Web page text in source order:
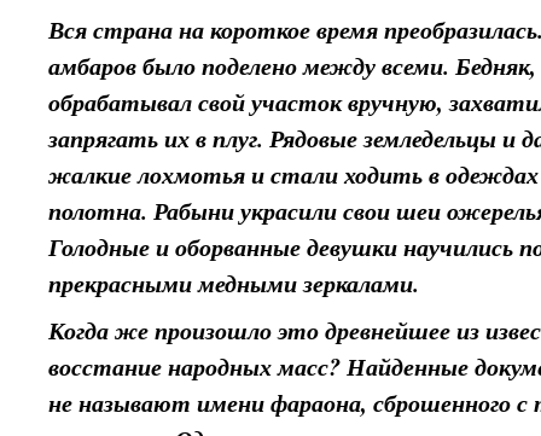
Вся страна на короткое время
амбаров было поделено между всеми.
обрабатывал свой участок вручную,
запрягать их в плуг. Рядовые земледельцы и
жалкие лохмотья и стали ходить в
полотна. Рабыни украсили свои шеи
Голодные и оборванные девушки научились
прекрасными медными зеркалами.
Когда же произошло это древнейшее из
восстание народных масс? Найденные
не называют имени фараона, сброшенного